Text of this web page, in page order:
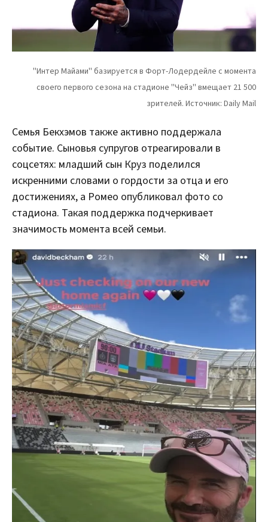
Семья Бекхэмов также активно поддержала
событие. Сыновья супругов отреагировали в
соцсетях: младший сын Круз поделился
искренними словами о гордости за отца и его
достижениях, а Ромео опубликовал фото со
стадиона. Такая поддержка подчеркивает
значимость момента всей семьи.